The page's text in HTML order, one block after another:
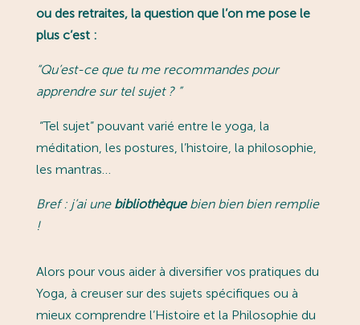
ou des retraites, la question que l’on me pose le
plus c’est :
“Qu’est-ce que tu me recommandes pour
apprendre sur tel sujet ? ”
“Tel sujet” pouvant varié entre le yoga, la
méditation, les postures, l’histoire, la philosophie,
les mantras…
Bref : j’ai une bibliothèquebien bien bien remplie
!
Alors pour vous aider à diversifier vos pratiques du
Yoga, à creuser sur des sujets spécifiques ou à
mieux comprendre l’Histoire et la Philosophie du